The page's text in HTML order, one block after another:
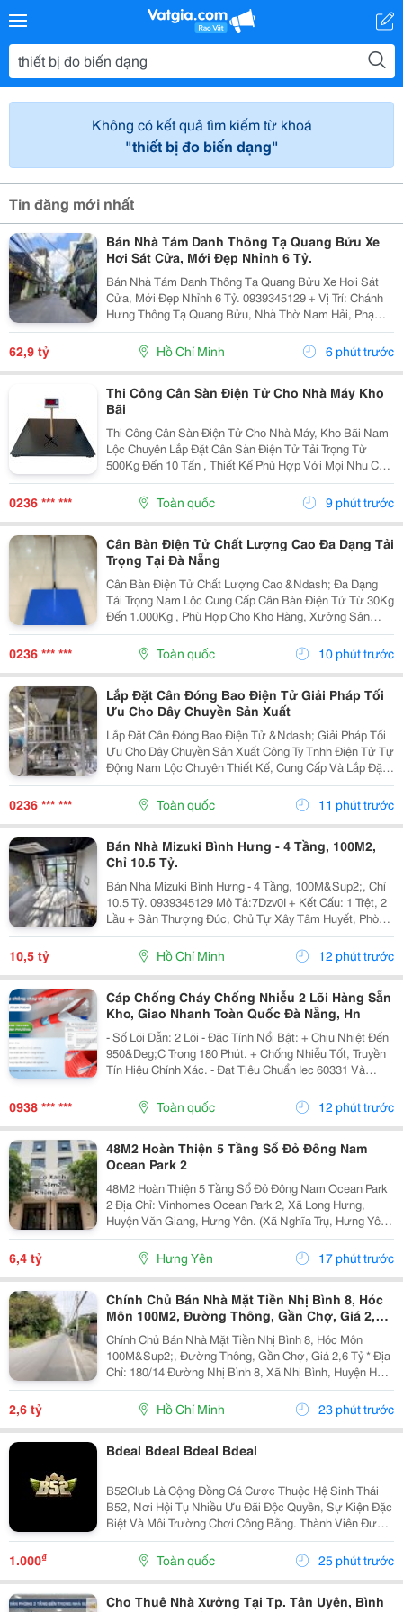
Không có kết quả tìm kiếm từ khoá
"thiết bị đo biến dạng"
Tin đăng mới nhất
Bán Nhà Tám Danh Thông Tạ Quang Bửu Xe
Hơi Sát Cửa, Mới Đẹp Nhỉnh 6 Tỷ.
Bán Nhà Tám Danh Thông Tạ Quang Bửu Xe Hơi Sát
Cửa, Mới Đẹp Nhỉnh 6 Tỷ. 0939345129 + Vị Trí: Chánh
Hưng Thông Tạ Quang Bửu, Nhà Thờ Nam Hải, Phạm
Hùng, Cao Lổ, Thanh Loan... Sát Cầu Nguyễn Tri
Phương Qua Q.5, Q.1 + Tiện Ích: Chợ, Trường Học
62,9 tỷ Hồ Chí Minh 6 phút trước
Thi Công Cân Sàn Điện Tử Cho Nhà Máy Kho
Bãi
Thi Công Cân Sàn Điện Tử Cho Nhà Máy, Kho Bãi Nam
Lộc Chuyên Lắp Đặt Cân Sàn Điện Tử Tải Trọng Từ
500Kg Đến 10 Tấn , Thiết Kế Phù Hợp Với Mọi Nhu Cầu
Sử Dụng Trong Sản Xuất Và Logistics. Cam Kết Khung
Cân Chắc Chắn. Loadcell Chính Hãng. ...
0236 *** *** Toàn quốc 9 phút trước
Cân Bàn Điện Tử Chất Lượng Cao Đa Dạng Tải
Trọng Tại Đà Nẵng
Cân Bàn Điện Tử Chất Lượng Cao &Ndash; Đa Dạng
Tải Trọng Nam Lộc Cung Cấp Cân Bàn Điện Tử Từ 30Kg
Đến 1.000Kg , Phù Hợp Cho Kho Hàng, Xưởng Sản
Xuất, Siêu Thị, Cửa Hàng Và Doanh Nghiệp. Ưu Điểm
Nổi Bật ✔️ Kết Quả Cân Nhanh Và Chính Xác. ✔️ Mặt...
0236 *** *** Toàn quốc 10 phút trước
Lắp Đặt Cân Đóng Bao Điện Tử Giải Pháp Tối
Ưu Cho Dây Chuyền Sản Xuất
Lắp Đặt Cân Đóng Bao Điện Tử &Ndash; Giải Pháp Tối
Ưu Cho Dây Chuyền Sản Xuất Công Ty Tnhh Điện Tử Tự
Động Nam Lộc Chuyên Thiết Kế, Cung Cấp Và Lắp Đặt
Hệ Thống Cân Đóng Bao Điện Tử Với Độ Chính Xác
Cao, Đáp Ứng Nhu Cầu Đóng Bao Tự Động Cho Nhiều...
0236 *** *** Toàn quốc 11 phút trước
Bán Nhà Mizuki Bình Hưng - 4 Tầng, 100M2,
Chỉ 10.5 Tỷ.
Bán Nhà Mizuki Bình Hưng - 4 Tầng, 100M&Sup2;, Chỉ
10.5 Tỷ. 0939345129 Mô Tả:7Dzv0I + Kết Cấu: 1 Trệt, 2
Lầu + Sân Thượng Đúc, Chủ Tự Xây Tâm Huyết, Phòng
Khách, Gian Bếp Siêu Rộng, Giếng Trời Giữa Và Sau
Nhà, Cổng Rào, Lề Đường 4M + Vị Trí:...
10,5 tỷ Hồ Chí Minh 12 phút trước
Cáp Chống Cháy Chống Nhiễu 2 Lõi Hàng Sẵn
Kho, Giao Nhanh Toàn Quốc Đà Nẵng, Hn
- Số Lõi Dẫn: 2 Lõi - Đặc Tính Nổi Bật: + Chịu Nhiệt Đến
950&Deg;C Trong 180 Phút. + Chống Nhiễu Tốt, Truyền
Tín Hiệu Chính Xác. - Đạt Tiêu Chuẩn Iec 60331 Và
Bs6387 Được Kiểm Định Bởi Quatest 3 - Cách Điện
Bằng Lszh Và Có Một Lớp Lá Nhôm Chống...
0938 *** *** Toàn quốc 12 phút trước
48M2 Hoàn Thiện 5 Tầng Sổ Đỏ Đông Nam
Ocean Park 2
48M2 Hoàn Thiện 5 Tầng Sổ Đỏ Đông Nam Ocean Park
2 Địa Chỉ: Vinhomes Ocean Park 2, Xã Long Hưng,
Huyện Văn Giang, Hưng Yên. (Xã Nghĩa Trụ, Hưng Yên
Mới) - Liền Kề 48M&Sup2; Cọ Xanh Hoàn Thiện 5 Tầng
6.4 Tỷ (Giá Bán Nhanh). - Liền Kề 48M&Sup2; Hải...
6,4 tỷ Hưng Yên 17 phút trước
Chính Chủ Bán Nhà Mặt Tiền Nhị Bình 8, Hóc
Môn 100M2, Đường Thông, Gần Chợ, Giá 2,6
Tỷ
Chính Chủ Bán Nhà Mặt Tiền Nhị Bình 8, Hóc Môn
100M&Sup2;, Đường Thông, Gần Chợ, Giá 2,6 Tỷ * Địa
Chỉ: 180/14 Đường Nhị Bình 8, Xã Nhị Bình, Huyện Hóc
Môn, Tp.hcm Cũ. - Địa Chỉ Sau Sáp Nhập: Xã Đông
Thạnh, Tp.hcm. - Diện Tích: 4M X 25M, Tổng...
2,6 tỷ Hồ Chí Minh 23 phút trước
Bdeal Bdeal Bdeal Bdeal
B52Club Là Cộng Đồng Cá Cược Thuộc Hệ Sinh Thái
B52, Nơi Hội Tụ Nhiều Ưu Đãi Độc Quyền, Sự Kiện Đặc
Biệt Và Môi Trường Chơi Công Bằng. Thành Viên Được
Trải Nghiệm Dịch Vụ Chất Lượng Cao Và Cơ Hội Nhận
Thưởng Lớn.
1.000₫ Toàn quốc 25 phút trước
Cho Thuê Nhà Xưởng Tại Tp. Tân Uyên, Bình